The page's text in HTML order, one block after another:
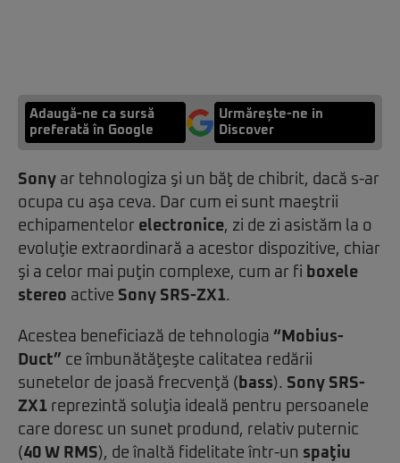
Adaugă-ne ca sursă
preferată în Google
Urmărește-ne in
Discover
Sony ar tehnologiza şi un băţ de chibrit, dacă s-ar
ocupa cu aşa ceva. Dar cum ei sunt maeştrii
echipamentelor electronice, zi de zi asistăm la o
evoluţie extraordinară a acestor dispozitive, chiar
şi a celor mai puţin complexe, cum ar fi boxele
stereo active Sony SRS-ZX1.
Acestea beneficiază de tehnologia “Mobius-
Duct” ce îmbunătăţeşte calitatea redării
sunetelor de joasă frecvenţă ( bass). Sony SRS-
ZX1 reprezintă soluţia ideală pentru persoanele
care doresc un sunet prodund, relativ puternic
(40 W RMS), de înaltă fidelitate într-un spaţiu